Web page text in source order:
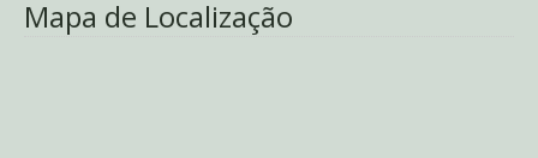
Mapa de Localização